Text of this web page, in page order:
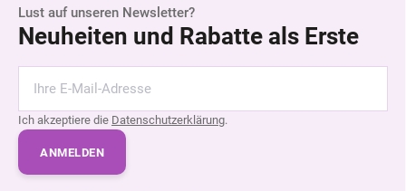
Lust auf unseren Newsletter?
Neuheiten und Rabatte als Erste
Ich akzeptiere die Datenschutzerklärung.
ANMELDEN